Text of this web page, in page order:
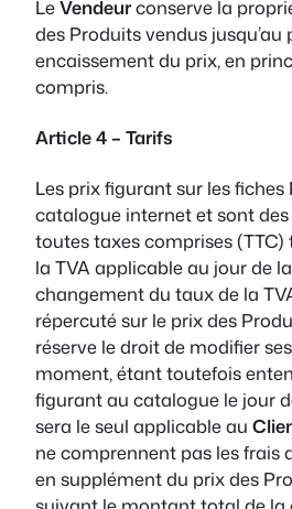
LeVendeurconserve la
des Produits vendus jusqu’au
encaissement du prix, en
compris.
Article 4 – Tarifs
Les prix figurant sur les fiches
catalogue internet et sont
toutes taxes comprises
la TVA applicable au jour de
changement du taux de la
répercuté sur le prix des
réserve le droit de modifier
moment, étant toutefois
figurant au catalogue le jour
sera le seul applicable au
ne comprennent pas les frais
en supplément du prix des